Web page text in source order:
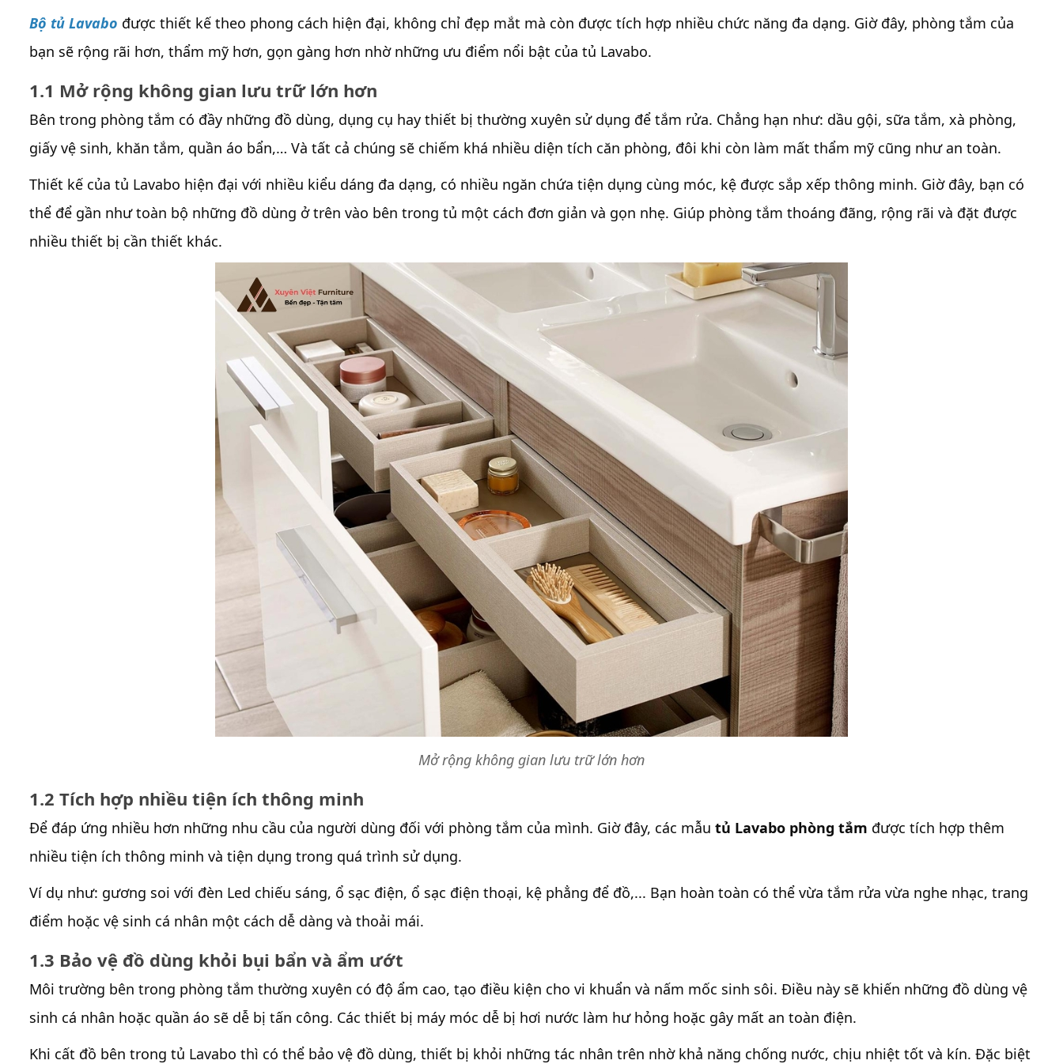
Bộ tủ Lavabo được thiết kế theo phong cách hiện đại, không chỉ đẹp mắt mà còn được tích hợp nhiều chức năng đa dạng. Giờ đây, phòng tắm của
bạn sẽ rộng rãi hơn, thẩm mỹ hơn, gọn gàng hơn nhờ những ưu điểm nổi bật của tủ Lavabo.
1.1 Mở rộng không gian lưu trữ lớn hơn
Bên trong phòng tắm có đầy những đồ dùng, dụng cụ hay thiết bị thường xuyên sử dụng để tắm rửa. Chẳng hạn như: dầu gội, sữa tắm, xà phòng,
giấy vệ sinh, khăn tắm, quần áo bẩn,… Và tất cả chúng sẽ chiếm khá nhiều diện tích căn phòng, đôi khi còn làm mất thẩm mỹ cũng như an toàn.
Thiết kế của tủ Lavabo hiện đại với nhiều kiểu dáng đa dạng, có nhiều ngăn chứa tiện dụng cùng móc, kệ được sắp xếp thông minh. Giờ đây, bạn có
thể để gần như toàn bộ những đồ dùng ở trên vào bên trong tủ một cách đơn giản và gọn nhẹ. Giúp phòng tắm thoáng đãng, rộng rãi và đặt được
nhiều thiết bị cần thiết khác.
Mở rộng không gian lưu trữ lớn hơn
1.2 Tích hợp nhiều tiện ích thông minh
Để đáp ứng nhiều hơn những nhu cầu của người dùng đối với phòng tắm của mình. Giờ đây, các mẫu tủ Lavabo phòng tắm được tích hợp thêm
nhiều tiện ích thông minh và tiện dụng trong quá trình sử dụng.
Ví dụ như: gương soi với đèn Led chiếu sáng, ổ sạc điện, ổ sạc điện thoại, kệ phẳng để đồ,... Bạn hoàn toàn có thể vừa tắm rửa vừa nghe nhạc, trang
điểm hoặc vệ sinh cá nhân một cách dễ dàng và thoải mái.
1.3 Bảo vệ đồ dùng khỏi bụi bẩn và ẩm ướt
Môi trường bên trong phòng tắm thường xuyên có độ ẩm cao, tạo điều kiện cho vi khuẩn và nấm mốc sinh sôi. Điều này sẽ khiến những đồ dùng vệ
sinh cá nhân hoặc quần áo sẽ dễ bị tấn công. Các thiết bị máy móc dễ bị hơi nước làm hư hỏng hoặc gây mất an toàn điện.
Khi cất đồ bên trong tủ Lavabo thì có thể bảo vệ đồ dùng, thiết bị khỏi những tác nhân trên nhờ khả năng chống nước, chịu nhiệt tốt và kín. Đặc biệt